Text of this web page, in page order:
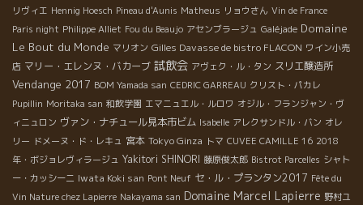
リヴィエ Hennig Hoesch Pineau d'Aunis Matheus リョウさん Vin de France
Paris night Philippe Alliet Fou du Beaujo アセンブラージュ Galéjade Domaine
Le Bout du Monde マリオン Gilles Davasse de bistro FLACON ワイン小売
店 マリー・エレンヌ・バカーブ 試飲会 アヴェク・ル・タン スリエ醸造所
Vendange 2017 BOM Yamada san CEDRIC GARREAU クリスト・パカレ
Pupillin Moritaka san 和飲学園 エマニュエル・ルロワ オジル・フランジャン・ヴ
ィニュロン ヴァン・ナチュール見本市ビム Isabelle アレクサンドル・バン オレ
リー ドメーヌ・ド・レキュ 宮本 Tokyo Ginza トマ CUVEE CAMILLE 16 2018
年・ボジョレヴィラージュ Yakitori SHINORI 藤原俊太郎 Bistrot Parcelles シャト
ー・カッシーニ Iwata Koki san Pont Neuf セ・ル・プランタン2017 Fête du
Vin Nature chez Lapierre Nakayama san Domaine Marcel Lapierre 野村ユ